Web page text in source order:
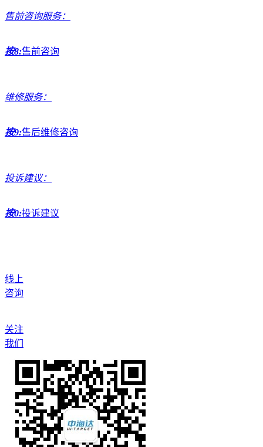
售前咨询服务：
按8:售前咨询
维修服务：
按9:售后维修咨询
投诉建议：
按0:投诉建议
线上
咨询
关注
我们